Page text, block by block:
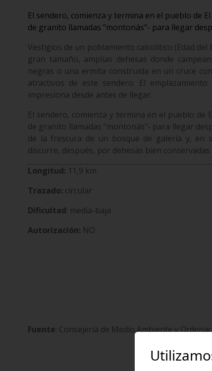
El sendero, comienza y termina en el pueblo de
de granito llamadas "montonás"- para llegar
Vestigios de un poblamiento calcolítico (Edad
gran tamaño, amplias dehesas donde
negras o una ermita construida en un cruce
atractivos de este sendero. El
impresiona desde antes de llegar.
El sendero, comienza y termina en el pueblo
de granito llamadas "montonás"- para llegar
de la frescura de un bosque de galería y, en
discurre, después, por dehesas bien
Longitud: 11,9 km
Trazado: circular
Dificultad: media-baja
Autorización: NO
Fuente: Consejería de Medio Ambiente y